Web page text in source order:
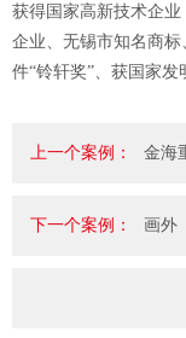
获得国家高新技术企
企业、无锡市知名商
件“铃轩奖”、获国家发
上一个案例： 金海
下一个案例： 画外